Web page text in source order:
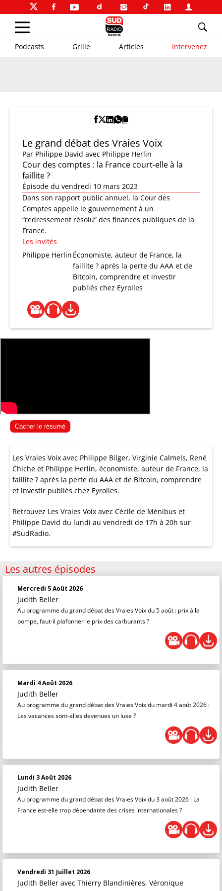
Podcasts Grille Articles Intervenez
Le grand débat des Vraies Voix
Par Philippe David avec Philippe Herlin
Cour des comptes : la France court-elle à la
faillite ?
Épisode du vendredi 10 mars 2023
Dans son rapport public annuel, la Cour des
Comptes appelle le gouvernement à un
“redressement résolu” des finances publiques de la
France.
Les invités
Philippe Herlin Économiste, auteur de France, la
faillite ? après la perte du AAA et de
Bitcoin, comprendre et investir
publiés chez Eyrolles
Cacher le résumé
Les Vraies Voix avec Philippe Bilger, Virginie Calmels, René
Chiche et Philippe Herlin, économiste, auteur de France, la
faillite ? après la perte du AAA et de Bitcoin, comprendre
et investir publiés chez Eyrolles.
Retrouvez Les Vraies Voix avec Cécile de Ménibus et
Philippe David du lundi au vendredi de 17h à 20h sur
#SudRadio.
Les autres épisodes
Mercredi 5 Août 2026
Judith Beller
Au programme du grand débat des Vraies Voix du 5 août : prix à la
pompe, faut-il plafonner le prix des carburants ?
Mardi 4 Août 2026
Judith Beller
Au programme du grand débat des Vraies Voix du mardi 4 août 2026 :
Les vacances sont-elles devenues un luxe ?
Lundi 3 Août 2026
Judith Beller
Au programme du grand débat des Vraies Voix du 3 août 2026 : La
France est-elle trop dépendante des crises internationales ?
Vendredi 31 Juillet 2026
Judith Beller avec Thierry Blandinières, Véronique